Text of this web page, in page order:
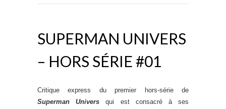
SUPERMAN UNIVERS
– HORS SÉRIE #01
Critique express du premier hors-série de
Superman Univers qui est consacré à ses